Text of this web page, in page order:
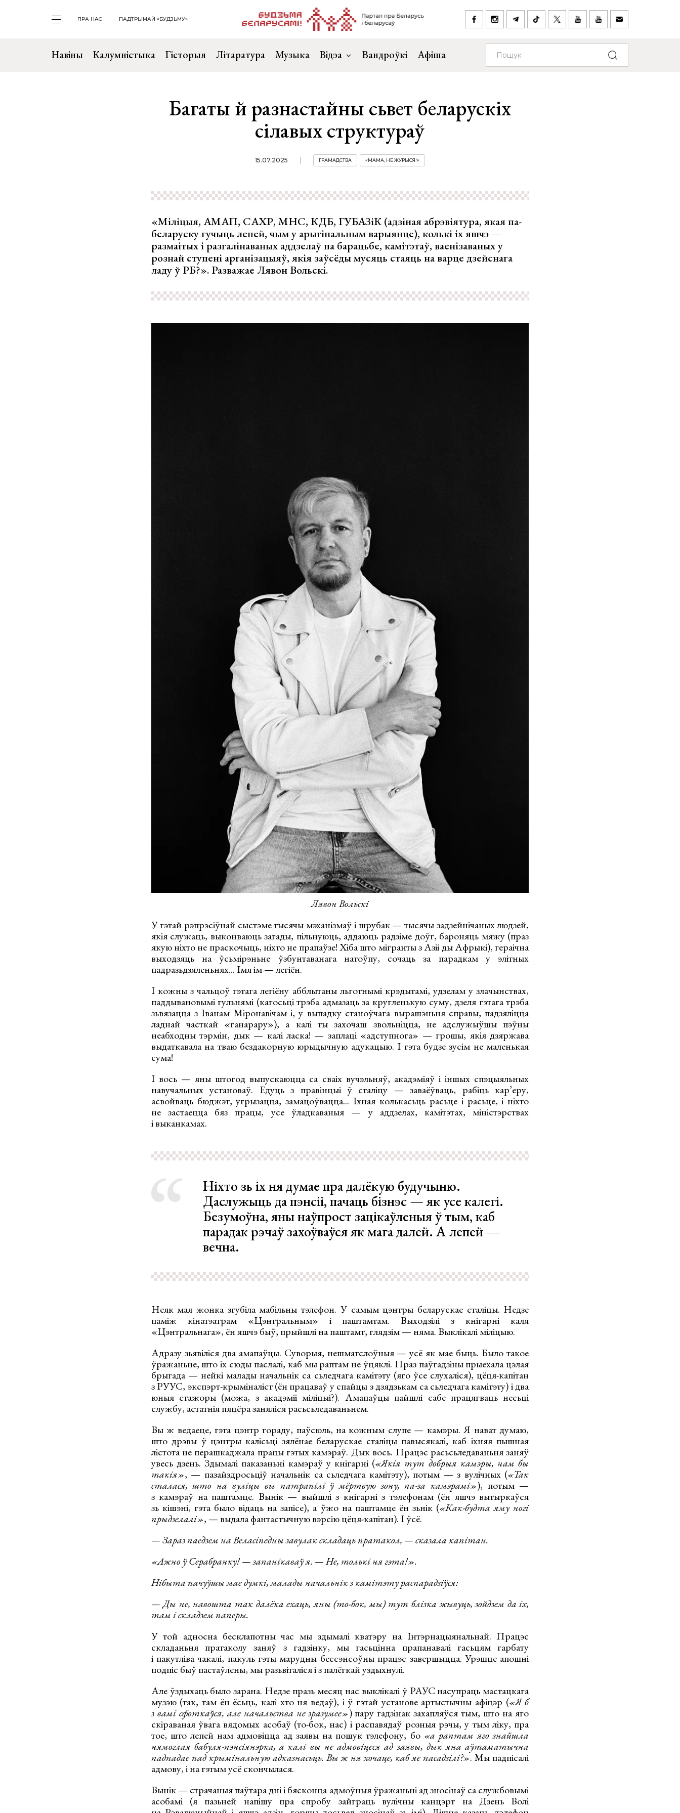
ПРА НАС ПАДТРЫМАЙ «БУДЗЬМУ»
Навіны Калумністыка Гісторыя Літаратура Музыка Відэа Вандроўкі Афіша
Багаты й разнастайны сьвет беларускіх
сілавых структураў
15.07.2025 ГРАМАДСТВА «МАМА, НЕ ЖУРЫСЯ!»
«Міліцыя, АМАП, САХР, МНС, КДБ, ГУБАЗіК (адзіная абрэвіятура, якая па-
беларуску гучыць лепей, чым у арыгінальным варыянце), колькі іх яшчэ —
размаітых і разгалінаваных аддзелаў па барацьбе, камітэтаў, ваенізаваных у
рознай ступені арганізацыяў, якія заўсёды мусяць стаяць на варце дзейснага
ладу ў РБ?». Разважае Лявон Вольскі.
Лявон Вольскі
У гэтай рэпрэсіўнай сыстэме тысячы мэханізмаў і шрубак — тысячы задзейнічаных людзей,
якія служаць, выконваюць загады, пільнуюць, аддаюць радзіме доўг, бароняць мяжу (праз
якую ніхто не праскочыць, ніхто не прапаўзе! Хіба што мігранты з Азіі ды Афрыкі), гераічна
выходзяць на ўсьмірэньне ўзбунтаванага натоўпу, сочаць за парадкам у элітных
падразьдзяленьнях... Імя ім — легіён.
І кожны з чальцоў гэтага легіёну абблытаны льготнымі крэдытамі, удзелам у злачынствах,
паддывановымі гульнямі (кагосьці трэба адмазаць за кругленькую суму, дзеля гэтага трэба
зьвязацца з Іванам Міронавічам і, у выпадку станоўчага вырашэньня справы, падзяліцца
ладнай часткай «ганарару»), а калі ты захочаш звольніцца, не адслужыўшы пэўны
неабходны тэрмін, дык — калі ласка! — заплаці «адступнога» — грошы, якія дзяржава
выдаткавала на тваю бездакорную юрыдычную адукацыю. І гэта будзе зусім не маленькая
сума!
І вось — яны штогод выпускаюцца са сваіх вучэльняў, акадэміяў і іншых спэцыяльных
навучальных установаў. Едуць з правінцыі ў сталіцу — заваёўваць, рабіць кар’еру,
асвойваць бюджэт, угрызацца, замацоўвацца... Іхная колькасьць расьце і расьце, і ніхто
не застаецца бяз працы, усе ўладкаваныя — у аддзелах, камітэтах, міністэрствах
і выканкамах.
Ніхто зь іх ня думае пра далёкую будучыню.
Даслужыць да пэнсіі, пачаць бізнэс — як усе калегі.
Безумоўна, яны наўпрост зацікаўленыя ў тым, каб
парадак рэчаў захоўваўся як мага далей. А лепей —
вечна.
Неяк мая жонка згубіла мабільны тэлефон. У самым цэнтры беларускае сталіцы. Недзе
паміж кінатэатрам «Цэнтральным» і паштамтам. Выходзілі з кнігарні каля
«Цэнтральнага», ён яшчэ быў, прыйшлі на паштамт, глядзім — няма. Выклікалі міліцыю.
Адразу зьявіліся два амапаўцы. Суворыя, нешматслоўныя — усё як мае быць. Было такое
ўражаньне, што іх сюды паслалі, каб мы раптам не ўцяклі. Праз паўгадзіны прыехала цэлая
брыгада — нейкі малады начальнік са сьледчага камітэту (яго ўсе слухаліся), цёця-капітан
з РУУС, экспэрт-крыміналіст (ён працаваў у спайцы з дзядзькам са сьледчага камітэту) і два
юныя стажоры (можа, з акадэміі міліцыі?). Амапаўцы пайшлі сабе працягваць несьці
службу, астатнія пяцёра заняліся расьсьледаваньнем.
Вы ж ведаеце, гэта цэнтр гораду, паўсюль, на кожным слупе — камэры. Я нават думаю,
што дрэвы ў цэнтры калісьці зялёнае беларускае сталіцы павысякалі, каб іхняя пышная
лістота не перашкаджала працы гэтых камэраў. Дык вось. Працэс расьсьледаваньня заняў
увесь дзень. Здымалі паказаньні камэраў у кнігарні («Якія тут добрыя камэры, нам бы
такія», — пазайздросьціў начальнік са сьледчага камітэту), потым — з вулічных («Так
сталася, што на вуліцы вы патрапілі ў мёртвую зону, па-за камэрамі»), потым —
з камэраў на паштамце. Вынік — выйшлі з кнігарні з тэлефонам (ён яшчэ вытыркаўся
зь кішэні, гэта было відаць на запісе), а ўжо на паштамце ён зьнік («Как-будта яму ногі
прыдзелалі», — выдала фантастычную вэрсію цёця-капітан). І ўсё.
— Зараз паедзем на Веласіпедны завулак складаць пратакол, — сказала капітан.
«Ажно ў Серабранку! — запанікаваў я. — Не, толькі ня гэта!».
Нібыта пачуўшы мае думкі, малады начальнік з камітэту распарадзіўся:
— Ды не, навошта так далёка ехаць, яны (то-бок, мы) тут блізка жывуць, зойдзем да іх,
там і складзем паперы.
У той адносна бесклапотны час мы здымалі кватэру на Інтэрнацыянальнай. Працэс
складаньня пратаколу заняў з гадзінку, мы гасьцінна прапанавалі гасьцям гарбату
і пакутліва чакалі, пакуль гэты марудны бессэнсоўны працэс завершыцца. Урэшце апошні
подпіс быў пастаўлены, мы разьвіталіся і з палёгкай уздыхнулі.
Але ўздыхаць было зарана. Недзе празь месяц нас выклікалі ў РАУС насупраць мастацкага
музэю (так, там ён ёсьць, калі хто ня ведаў), і ў гэтай установе артыстычны афіцэр («Я б
з вамі сфоткаўся, але начальства не зразумее») пару гадзінак захапляўся тым, што на яго
скіраваная ўвага вядомых асобаў (то-бок, нас) і распавядаў розныя рэчы, у тым ліку, пра
тое, што лепей нам адмовіцца ад заявы на пошук тэлефону, бо «а раптам яго знайшла
нямоглая бабуля-пэнсіянэрка, а калі вы не адмовіцеся ад заявы, дык яна аўтаматычна
падпадае пад крымінальную адказнасьць. Вы ж ня хочаце, каб яе пасадзілі?». Мы падпісалі
адмову, і на гэтым усё скончылася.
Вынік — страчаныя паўтара дні і бясконца адмоўныя ўражаньні ад зносінаў са службовымі
асобамі (я пазьней напішу пра спробу зайграць вулічны канцэрт на Дзень Волі